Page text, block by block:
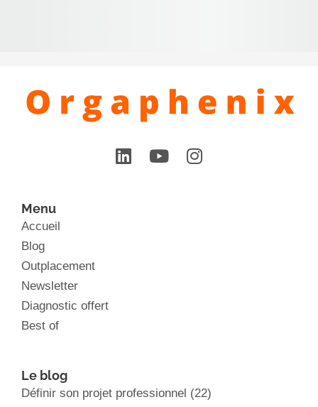
Menu
Accueil
Blog
Outplacement
Newsletter
Diagnostic offert
Best of
Le blog
Définir son projet professionnel (22)